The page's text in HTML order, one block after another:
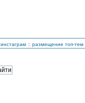
инстаграм :: размещение топ-тем